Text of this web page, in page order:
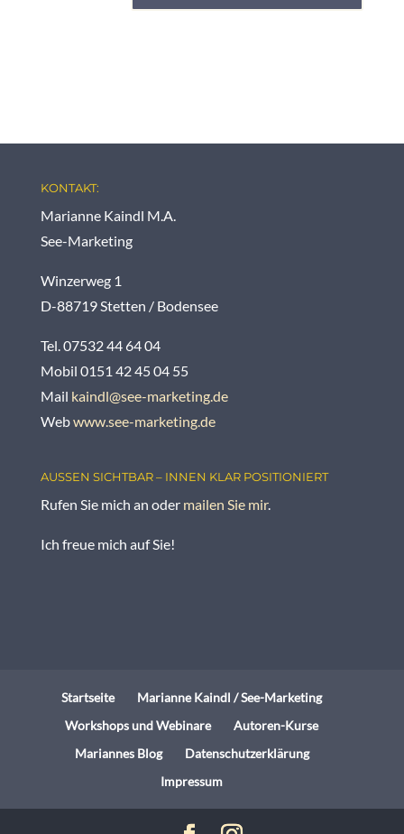
KONTAKT:
Marianne Kaindl M.A.
See-Marketing
Winzerweg 1
D-88719 Stetten / Bodensee
Tel. 07532 44 64 04
Mobil 0151 42 45 04 55
Mail kaindl@see-marketing.de
Webwww.see-marketing.de
AUSSEN SICHTBAR – INNEN KLAR POSITIONIERT
Rufen Sie mich an oder mailen Sie mir.
Ich freue mich auf Sie!
Startseite
Marianne Kaindl / See-Marketing
Workshops und Webinare
Autoren-Kurse
Mariannes Blog
Datenschutzerklärung
Impressum